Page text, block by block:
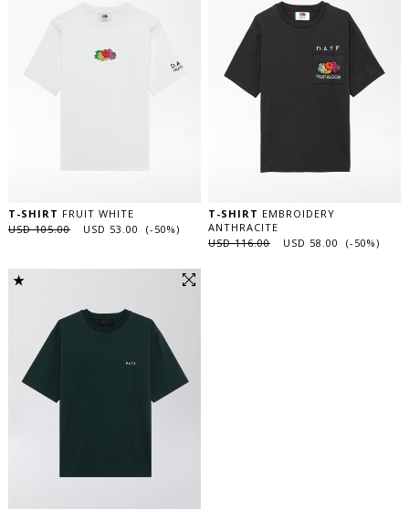
T-SHIRT FRUIT WHITE
USD 105.00
USD 53.00 (-50%)
T-SHIRT EMBROIDERY
ANTHRACITE
USD 116.00
USD 58.00 (-50%)
★